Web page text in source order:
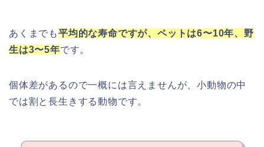
あくまでも平均的な寿命ですが、ペットは6〜10年、野
生は3〜5年です。
個体差があるので一概には言えませんが、小動物の中
では割と長生きする動物です。